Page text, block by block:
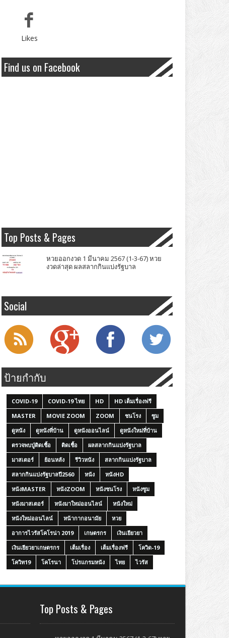
Likes
Find us on Facebook
Top Posts & Pages
หวยออกงวด 1 มีนาคม 2567 (1-3-67) หวย
งวดล่าสุด ผลสลากกินแบ่งรัฐบาล
Social
ป้ายกำกับ
COVID-19 COVID-19 ไทย HD
HD เต็มเรื่องฟรี
MASTER
MOVIE ZOOM ZOOM ชนโรง
ซูม
ดูหนัง
ดูหนังที่บ้าน ดูหนังออนไลน์
ดูหนังใหม่ที่บ้าน
ตรวจพบปู่ติดเชื้อ
ติดเชื้อ
ผลสลากกินแบ่งรัฐบาล
มาสเตอร์
ย้อนหลัง รีวิวหนัง
สลากกินแบ่งรัฐบาล
สลากกินแบ่งรัฐบาลปี2560
หนัง
หนังHD
หนังMASTER
หนังZOOM หนังชนโรง
หนังซูม
หนังมาสเตอร์
หนังมาใหม่ออนไลน์
หนังใหม่
หนังใหม่ออนไลน์
หน้ากากอนามัย
หวย
อาการไวรัสโคโรน่า 2019
เกษตรกร
เงินเยียวยา
เงินเยียวยาเกษตรกร
เต็มเรื่อง เต็มเรื่องฟรี
โควิด-19
โควิท19
โคโรนา โปรแกรมหนัง ไทย ไวรัส
Top Posts & Pages